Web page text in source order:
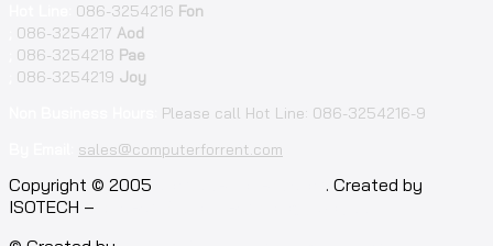
086-3254216 Fon
086-3254217 Aod
086-3254218 Pae
086-3254219 Joy
Please call Hot Line: 086-3254216-9
sales@computerforrent.com
Facebook
Line
Email
Youtube
Copyright © 2005
. Created by
ISOTECH –